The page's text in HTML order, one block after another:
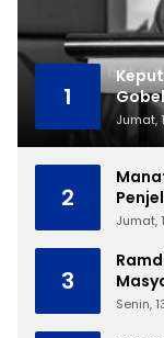
1
Jumat,
2
Jumat,
3
Senin,